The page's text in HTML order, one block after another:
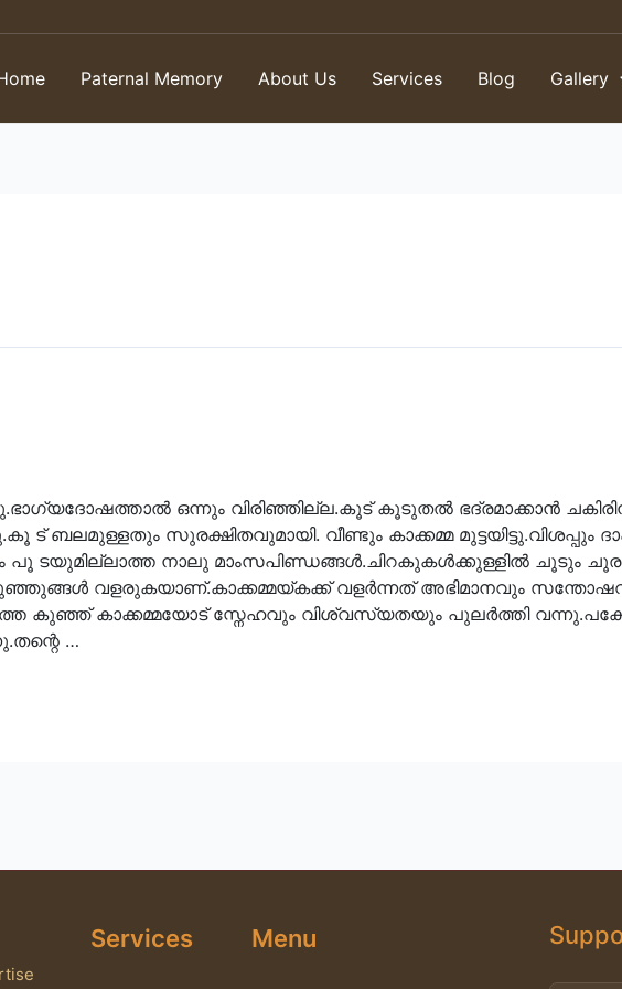
Paternal Memory About Us Services Blog Gallery
ഒന്നും വിരിഞ്ഞില്ല.കൂട് കൂടുതല്‍ ഭദ്രമാക്കാന്‍
ട് ബലമുള്ളതും സുരക്ഷിതവുമായി. വീണ്ടും കാക്കമ്മ മുട്ടയിട്ടു.വിശപ്പും
പൂ ടയുമില്ലാത്ത നാലു മാംസപിണ്ഡങ്ങള്‍.ചിറകുകള്‍ക്കുള്ളില്‍ ചൂടും
വളരുകയാണ്.കാക്കമ്മയ്കക്ക് വളര്‍ന്നത് അഭിമാനവും
കുഞ്ഞ് കാക്കമ്മയോട് സ്നേഹവും വിശ്വസ്യതയും പുലര്‍ത്തി
…
Services Menu